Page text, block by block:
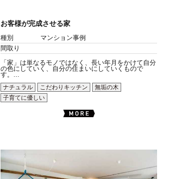
お客様が完成させる家
種別
マンション事例
間取り
「家」は単なるモノではなく、長い年月をかけて自分
の色にしていく、自分の住まいにしていくもので
す。...
ナチュラル
こだわりキッチン
無垢の木
子育てに優しい